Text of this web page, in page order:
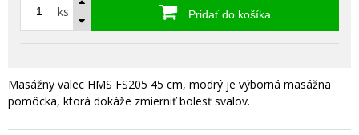
ks Pridať do košíka
Masážny valec HMS FS205 45 cm, modrý je výborná masážna
pomôcka, ktorá dokáže zmierniť bolesť svalov.